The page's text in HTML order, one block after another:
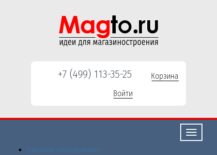
+7 (499) 113-35-25
Корзина
Войти
Свернуть/
Торговое оборудованиe